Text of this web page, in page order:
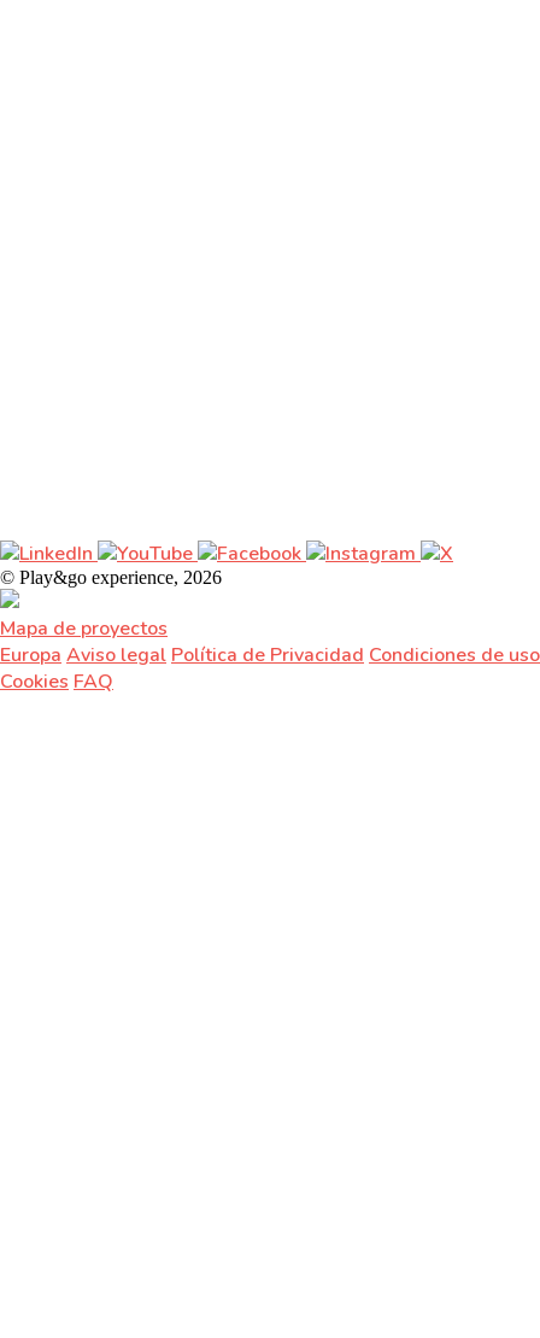
© Play&go experience, 2026
Mapa de proyectos
Europa Aviso legal Política de Privacidad Condiciones de uso
Cookies FAQ